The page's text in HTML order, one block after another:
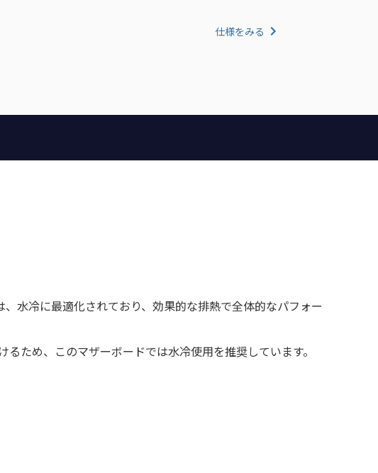
仕様をみる
水冷に最適化されており、効果的な排熱で全体的なパフォー
ため、このマザーボードでは水冷使用を推奨しています。